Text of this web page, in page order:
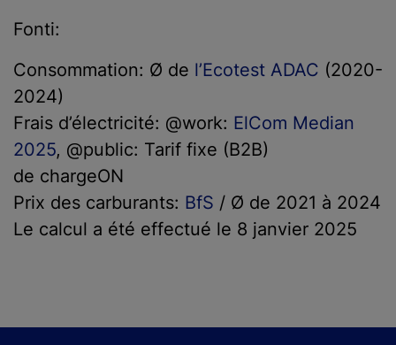
Fonti:
Consommation: Ø de l’Ecotest ADAC (2020-
2024)
Frais d’électricité: @work: ElCom Median
2025, @public: Tarif fixe (B2B)
de chargeON
Prix des carburants: BfS / Ø de 2021 à 2024
Le calcul a été effectué le 8 janvier 2025